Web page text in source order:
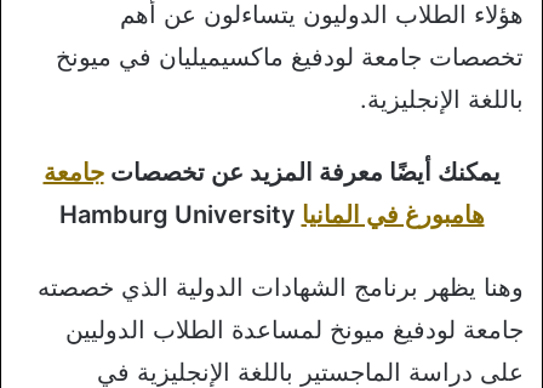
هؤلاء الطلاب الدوليون يتساءلون عن أهم
تخصصات جامعة لودفيغ ماكسيميليان في ميونخ
باللغة الإنجليزية.
يمكنك أيضًا معرفة المزيد عن تخصصاتجامعة
هامبورغ في المانيا
وهنا يظهر برنامج الشهادات الدولية الذي خصصته
جامعة لودفيغ ميونخ لمساعدة الطلاب الدوليين
على دراسة الماجستير باللغة الإنجليزية في